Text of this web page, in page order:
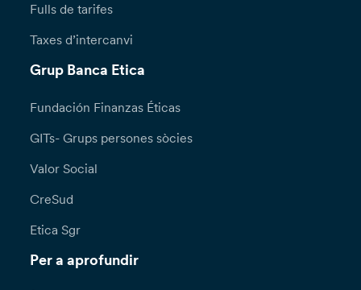
Fulls de tarifes
Taxes d’intercanvi
Grup Banca Etica
Fundación Finanzas Éticas
GITs- Grups persones sòcies
Valor Social
CreSud
Etica Sgr
Per a aprofundir